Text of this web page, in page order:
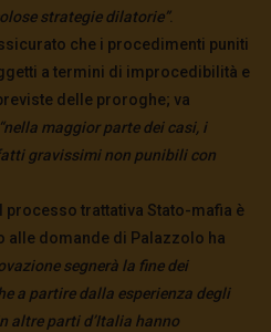
strategie dilatorie”.
che i procedimenti puniti
a termini di improcedibilità e
delle proroghe; va
“nella maggior parte dei casi, i
gravissimi non punibili con
processo trattativa Stato-mafia è
alle domande di Palazzolo ha
segnerà la fine dei
a partire dalla esperienza degli
altre parti d’Italia hanno